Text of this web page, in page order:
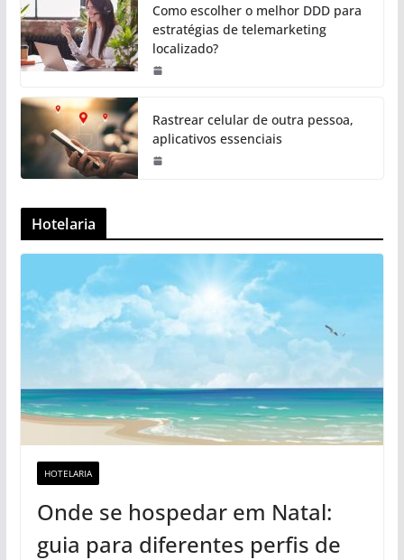
Como escolher o melhor DDD para
estratégias de telemarketing
localizado?
Rastrear celular de outra pessoa,
aplicativos essenciais
Hotelaria
HOTELARIA
Onde se hospedar em Natal:
guia para diferentes perfis de